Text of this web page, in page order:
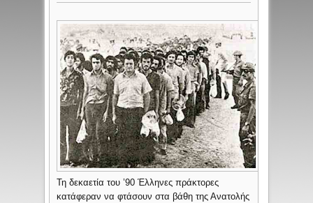
Τη δεκαετία του ’90 Έλληνες πράκτορες
κατάφεραν να φτάσουν στα βάθη της Ανατολής